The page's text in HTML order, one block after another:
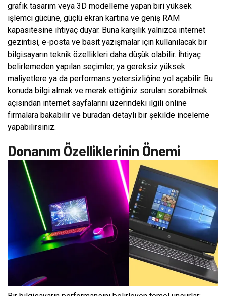
grafik tasarım veya 3D modelleme yapan biri yüksek
işlemci gücüne, güçlü ekran kartına ve geniş RAM
kapasitesine ihtiyaç duyar. Buna karşılık yalnızca internet
gezintisi, e-posta ve basit yazışmalar için kullanılacak bir
bilgisayarın teknik özellikleri daha düşük olabilir. İhtiyaç
belirlemeden yapılan seçimler, ya gereksiz yüksek
maliyetlere ya da performans yetersizliğine yol açabilir. Bu
konuda bilgi almak ve merak ettiğiniz soruları sorabilmek
açısından internet sayfalarını üzerindeki ilgili online
firmalara bakabilir ve buradan detaylı bir şekilde inceleme
yapabilirsiniz.
Donanım Özelliklerinin Önemi